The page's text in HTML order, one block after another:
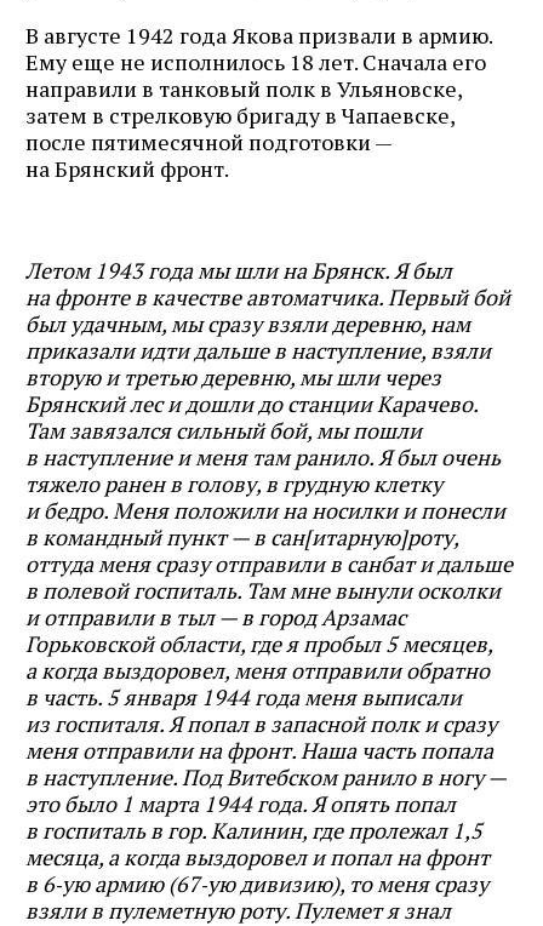
В августе 1942 года Якова призвали в армию.
Ему еще не исполнилось 18 лет. Сначала его
направили в танковый полк в Ульяновске,
затем в стрелковую бригаду в Чапаевске,
после пятимесячной подготовки —
на Брянский фронт.
Летом 1943 года мы шли на Брянск. Я был
на фронте в качестве автоматчика. Первый бой
был удачным, мы сразу взяли деревню, нам
приказали идти дальше в наступление, взяли
вторую и третью деревню, мы шли через
Брянский лес и дошли до станции Карачево.
Там завязался сильный бой, мы пошли
в наступление и меня там ранило. Я был очень
тяжело ранен в голову, в грудную клетку
и бедро. Меня положили на носилки и понесли
в командный пункт — в сан[итарную]роту,
оттуда меня сразу отправили в санбат и дальше
в полевой госпиталь. Там мне вынули осколки
и отправили в тыл — в город Арзамас
Горьковской области, где я пробыл 5 месяцев,
а когда выздоровел, меня отправили обратно
в часть. 5 января 1944 года меня выписали
из госпиталя. Я попал в запасной полк и сразу
меня отправили на фронт. Наша часть попала
в наступление. Под Витебском ранило в ногу —
это было 1 марта 1944 года. Я опять попал
в госпиталь в гор. Калинин, где пролежал 1,5
месяца, а когда выздоровел и попал на фронт
в 6‑ую армию (67‑ую дивизию), то меня сразу
взяли в пулеметную роту. Пулемет я знал